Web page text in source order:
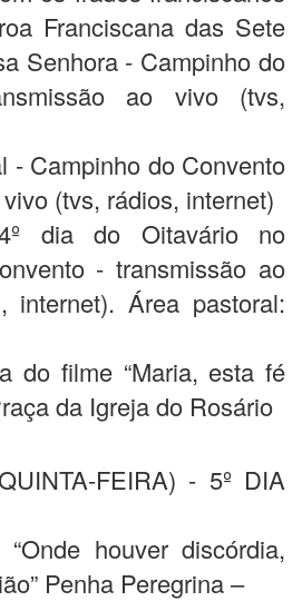
Franciscana das Sete
Senhora - Campinho do
ao vivo (tvs,
- Campinho do Convento
(tvs, rádios, internet)
dia do Oitavário no
- transmissão ao
internet). Área pastoral:
do filme “Maria, esta fé
da Igreja do Rosário
FEIRA) - 5º DIA
houver discórdia,
Penha Peregrina –